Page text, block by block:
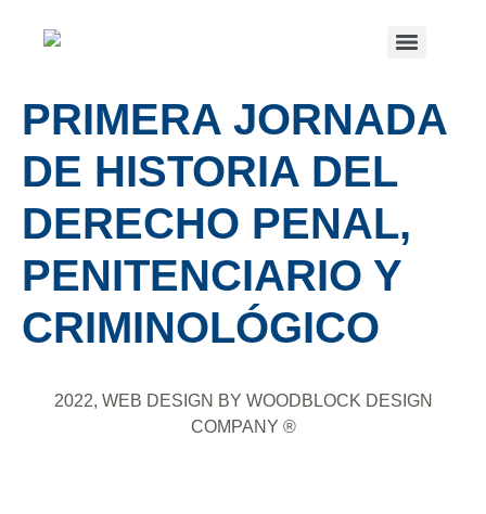
PRIMERA JORNADA
DE HISTORIA DEL
DERECHO PENAL,
PENITENCIARIO Y
CRIMINOLÓGICO
2022, WEB DESIGN BY WOODBLOCK DESIGN
COMPANY ®